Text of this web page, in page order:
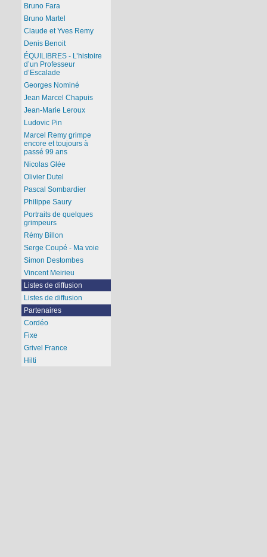
Bruno Fara
Bruno Martel
Claude et Yves Remy
Denis Benoit
ÉQUILIBRES - L’histoire
d’un Professeur
d’Escalade
Georges Nominé
Jean Marcel Chapuis
Jean-Marie Leroux
Ludovic Pin
Marcel Remy grimpe
encore et toujours à
passé 99 ans
Nicolas Glée
Olivier Dutel
Pascal Sombardier
Philippe Saury
Portraits de quelques
grimpeurs
Rémy Billon
Serge Coupé - Ma voie
Simon Destombes
Vincent Meirieu
Listes de diffusion
Listes de diffusion
Partenaires
Cordéo
Fixe
Grivel France
Hilti